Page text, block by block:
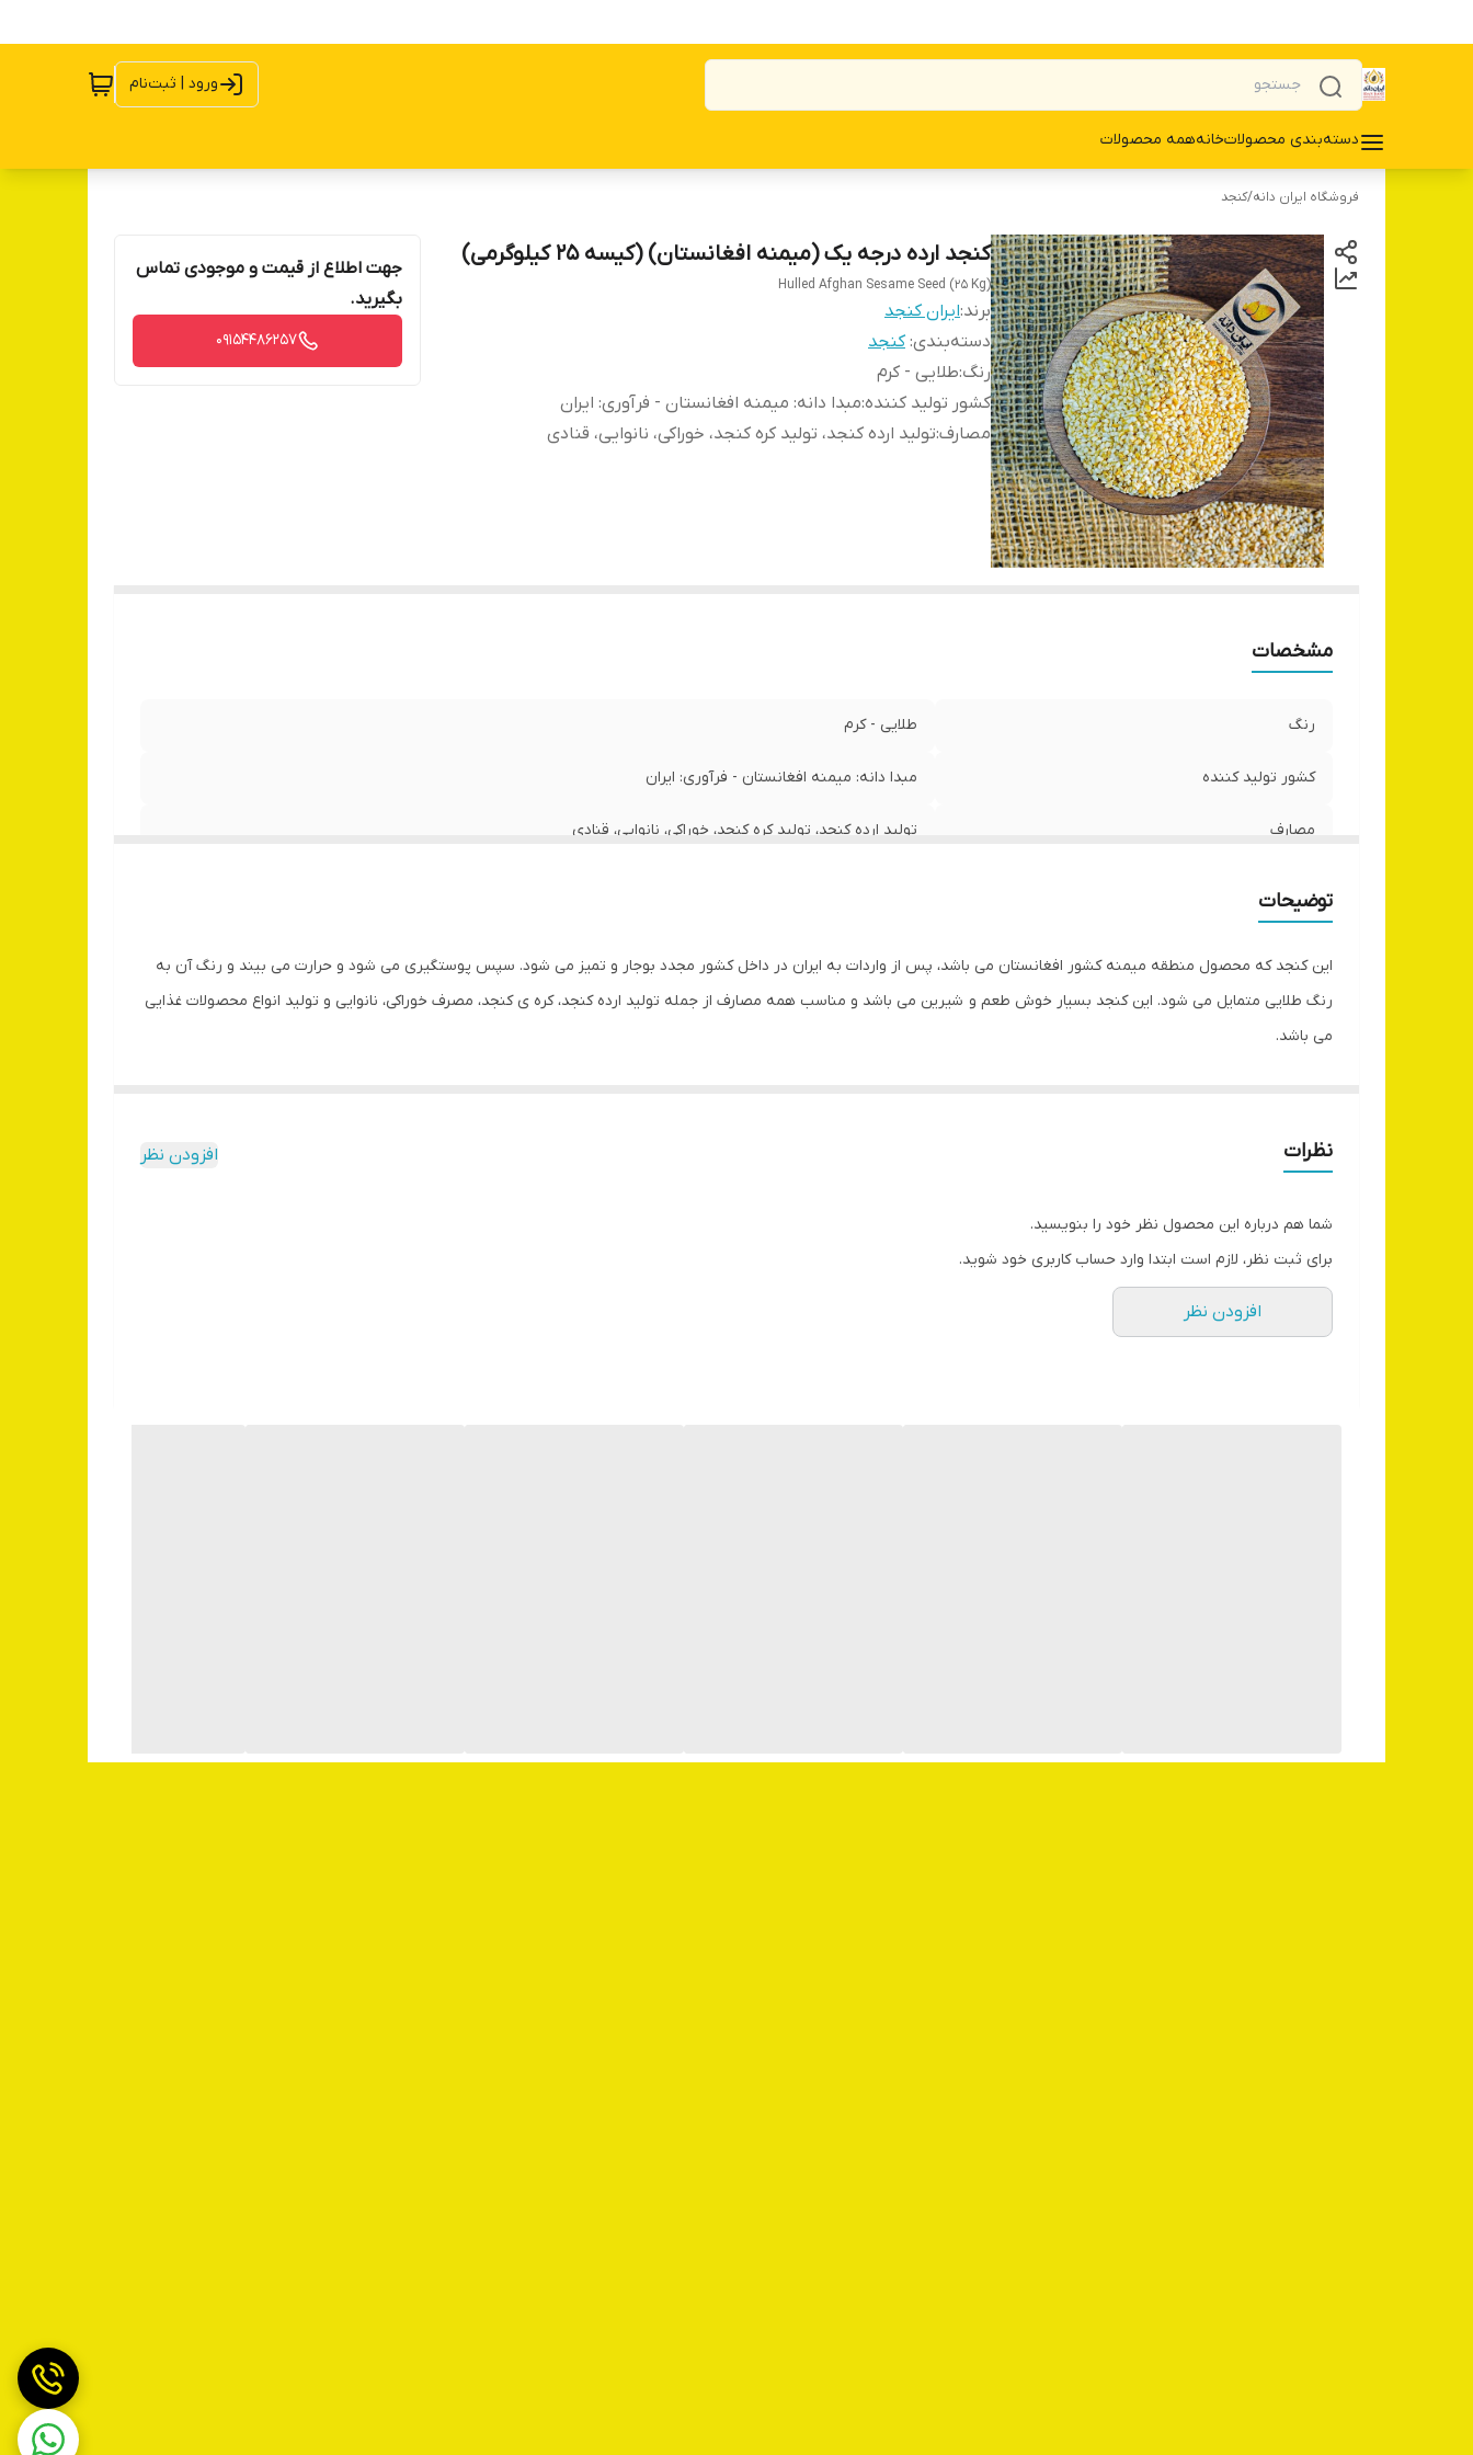
ورود | ثبت‌نام
دسته‌بندی محصولاتخانههمه محصولات
فروشگاه ایران دانه/کنجد
کنجد ارده درجه یک (میمنه افغانستان) (کیسه 25 کیلوگرمی)
Hulled Afghan Sesame Seed (25 Kg)
برند:ایران کنجد
دسته‌بندی:کنجد
رنگ:طلایی - کرم
کشور تولید کننده:مبدا دانه: میمنه افغانستان - فرآوری: ایران
مصارف:تولید ارده کنجد، تولید کره کنجد، خوراکی، نانوایی، قنادی
جهت اطلاع از قیمت و موجودی تماس
بگیرید.
09154486257
مشخصات
رنگ طلایی - کرم
کشور تولید کننده مبدا دانه: میمنه افغانستان - فرآوری: ایران
مصارف تولید ارده کنجد، تولید کره کنجد، خوراکی، نانوایی، قنادی
توضیحات
این کنجد که محصول منطقه میمنه کشور افغانستان می باشد، پس از واردات به ایران در داخل کشور مجدد بوجار و تمیز می شود. سپس پوستگیری می شود و حرارت می بیند و رنگ آن به
رنگ طلایی متمایل می شود. این کنجد بسیار خوش طعم و شیرین می باشد و مناسب همه مصارف از جمله تولید ارده کنجد، کره ی کنجد، مصرف خوراکی، نانوایی و تولید انواع محصولات غذایی
می باشد.
نظرات افزودن نظر
شما هم درباره این محصول نظر خود را بنویسید.
برای ثبت نظر، لازم است ابتدا وارد حساب کاربری خود شوید.
افزودن نظر